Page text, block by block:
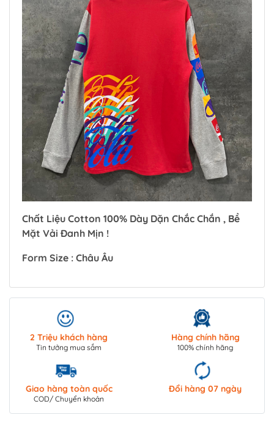
Chất Liệu Cotton 100% Dày Dặn Chắc Chắn , Bề
Mặt Vải Đanh Mịn !
Form Size : Châu Âu
2 Triệu khách hàng
Tin tưởng mua sắm
Hàng chính hãng
100% chính hãng
Giao hàng toàn quốc
COD/ Chuyển khoản
Đổi hàng 07 ngày